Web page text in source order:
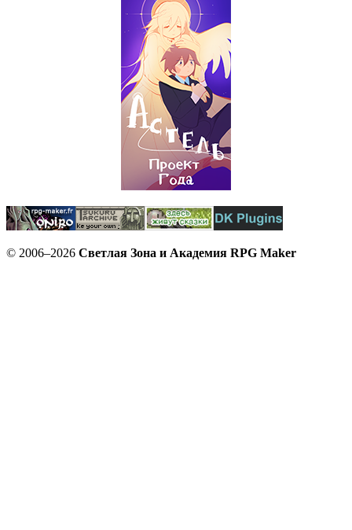
© 2006–2026 Светлая Зона и Академия RPG Maker